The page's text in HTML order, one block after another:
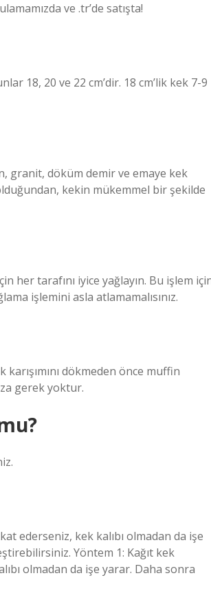
ve .tr’de satışta!
18, 20 ve 22 cm’dir. 18 cm’lik kek 7-9
granit, döküm demir ve emaye kek
kekin mükemmel bir şekilde
her tarafını iyice yağlayın. Bu işlem
işlemini asla atlamamalısınız.
dökmeden önce muffin
gerek yoktur.
ederseniz, kek kalıbı olmadan da işe
Yöntem 1: Kağıt kek
olmadan da işe yarar. Daha sonra